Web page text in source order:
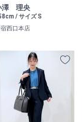
澤 理央
/ サイズ S
西口本店